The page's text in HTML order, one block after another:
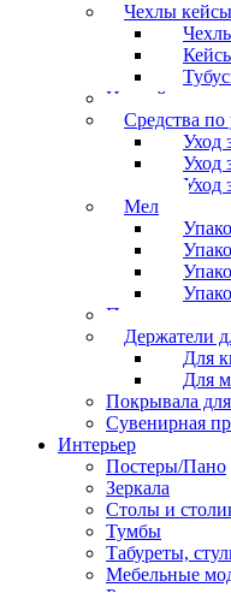
Чехлы
Наклейки
Средства по
Уход
Уход
Уход
Мел
Перчатки
Держатели
Для
Для
Покрывала
Сувенирная
Интерьер
Постеры/Пано
Зеркала
Столы и
Тумбы
Табуреты,
Мебельные